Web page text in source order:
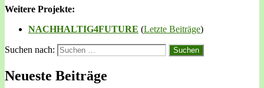
Weitere Projekte:
NACHHALTIG4FUTURE (Letzte Beiträge)
Suchen nach:
Neueste Beiträge